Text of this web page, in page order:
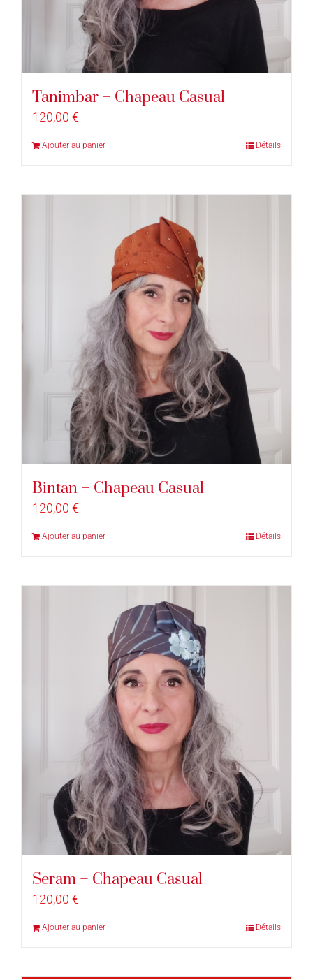
Tanimbar – Chapeau Casual
120,00 €
Ajouter au panier Détails
Bintan – Chapeau Casual
120,00 €
Ajouter au panier Détails
Seram – Chapeau Casual
120,00 €
Ajouter au panier Détails